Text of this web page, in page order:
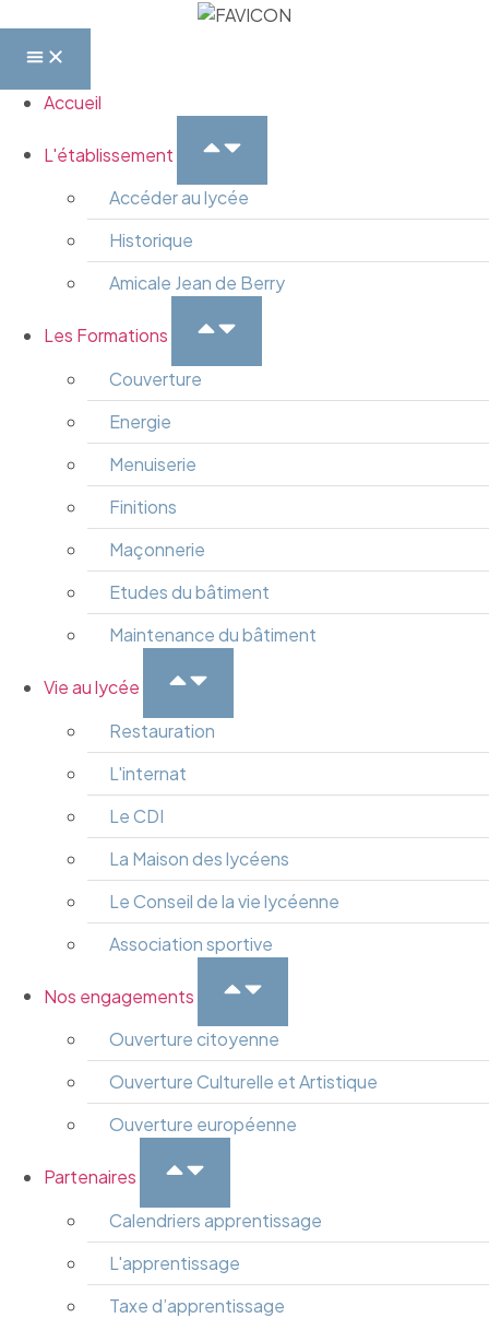
Accueil
L'établissement
Accéder au lycée
Historique
Amicale Jean de Berry
Les Formations
Couverture
Energie
Menuiserie
Finitions
Maçonnerie
Etudes du bâtiment
Maintenance du bâtiment
Vie au lycée
Restauration
L'internat
Le CDI
La Maison des lycéens
Le Conseil de la vie lycéenne
Association sportive
Nos engagements
Ouverture citoyenne
Ouverture Culturelle et Artistique
Ouverture européenne
Partenaires
Calendriers apprentissage
L'apprentissage
Taxe d’apprentissage